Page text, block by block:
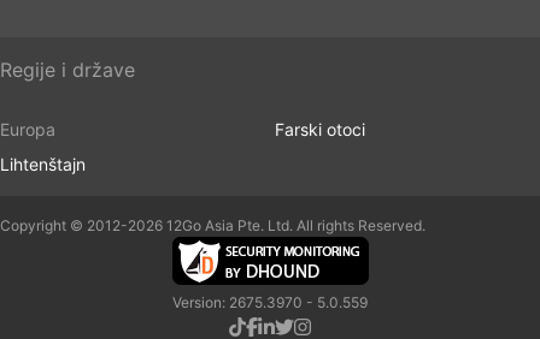
Regije i države
Europa
Lihtenštajn
Farski otoci
Copyright © 2012-2026 12Go Asia Pte. Ltd. All rights Reserved.
Version: 2675.3970 - 5.0.559